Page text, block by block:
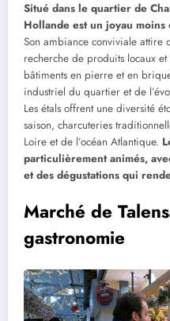
Situé dans le quartier de
Hollande est un joyau moins
Son ambiance conviviale attire
recherche de produits locaux
bâtiments en pierre et en
industriel du quartier et de
Les étals offrent une diversité
saison, charcuteries
Loire et de l’océan Atlantique.
particulièrement animés,
et des dégustations qui
Marché de
gastronomie